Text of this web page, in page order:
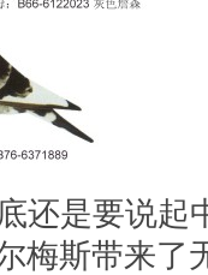
还是要说起
梅斯带来了